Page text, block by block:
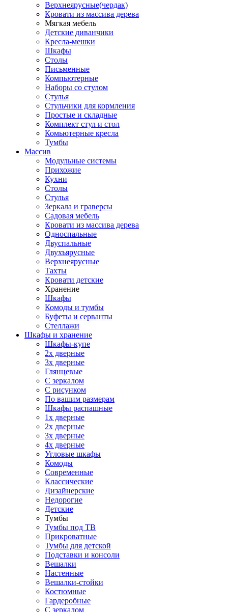
Верхнеярусные(чердак)
Кровати из массива дерева
Мягкая мебель
Детские диванчики
Кресла-мешки
Шкафы
Столы
Письменные
Компьютерные
Наборы со стулом
Стулья
Стульчики для кормления
Простые и складные
Комплект стул и стол
Комьютерные кресла
Тумбы
Массив
Модульные системы
Прихожие
Кухни
Столы
Стулья
Зеркала и граверсы
Садовая мебель
Кровати из массива дерева
Односпальные
Двуспальные
Двухъярусные
Верхнеярусные
Тахты
Кровати детские
Хранение
Шкафы
Комоды и тумбы
Буфеты и серванты
Стеллажи
Шкафы и хранение
Шкафы-купе
2х дверные
3х дверные
Глянцевые
С зеркалом
С рисунком
По вашим размерам
Шкафы распашные
1х дверные
2х дверные
3х дверные
4х дверные
Угловые шкафы
Комоды
Современные
Классические
Дизайнерские
Недорогие
Детские
Тумбы
Тумбы под ТВ
Прикроватные
Тумбы для детской
Подставки и консоли
Вешалки
Настенные
Вешалки-стойки
Костюмные
Гардеробные
С зеркалом